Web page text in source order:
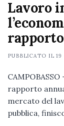
Lavoro
PUBBLICATO IL19
rapporto
mercato del
pubblica,